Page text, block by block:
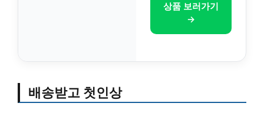
상품 보러가기
→
배송받고 첫인상